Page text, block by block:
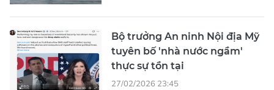
Bộ trưởng An ninh Nội địa Mỹ
tuyên bố 'nhà nước ngầm'
thực sự tồn tại
27/02/2026 23:45